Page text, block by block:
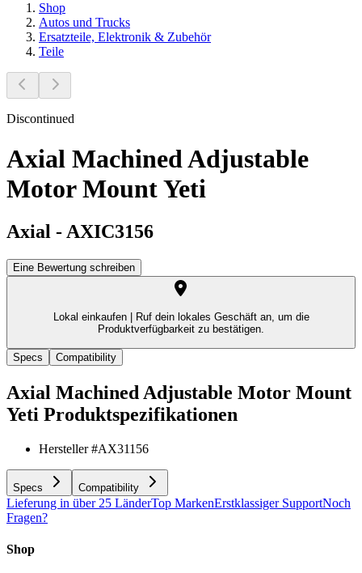
Shop
Autos und Trucks
Ersatzteile, Elektronik & Zubehör
Teile
Discontinued
Axial Machined Adjustable
Motor Mount Yeti
Axial - AXIC3156
Eine Bewertung schreiben
Lokal einkaufen |
Ruf dein lokales Geschäft an, um die
Produktverfügbarkeit zu bestätigen.
Specs Compatibility
Axial Machined Adjustable Motor Mount
Yeti Produktspezifikationen
Hersteller #AX31156
Specs Compatibility
Lieferung in über 25 LänderTop MarkenErstklassiger SupportNoch
Fragen?
Shop